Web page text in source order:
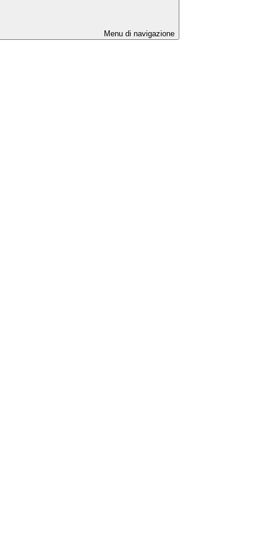
Menu di navigazione